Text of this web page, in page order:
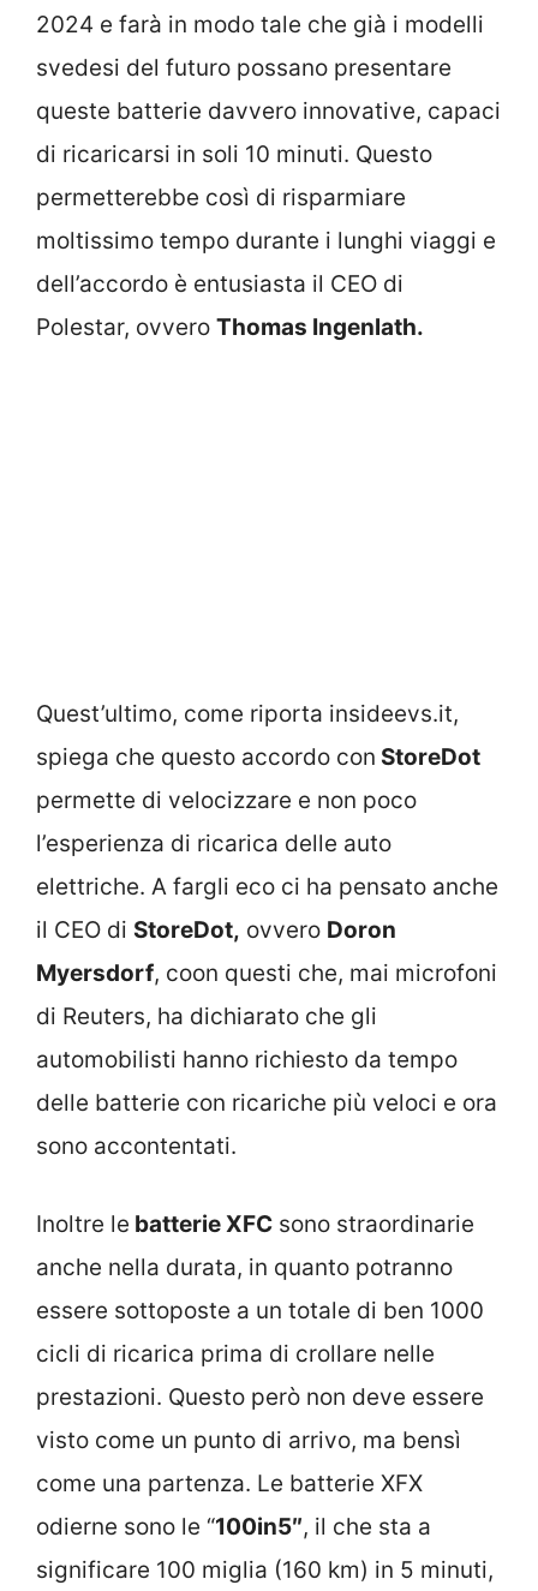
2024 e farà in modo tale che già i modelli
svedesi del futuro possano presentare
queste batterie davvero innovative, capaci
di ricaricarsi in soli 10 minuti. Questo
permetterebbe così di risparmiare
moltissimo tempo durante i lunghi viaggi e
dell’accordo è entusiasta il CEO di
Polestar, ovvero Thomas Ingenlath.
Quest’ultimo, come riporta insideevs.it,
spiega che questo accordo con StoreDot
permette di velocizzare e non poco
l’esperienza di ricarica delle auto
elettriche. A fargli eco ci ha pensato anche
il CEO di StoreDot, ovvero Doron
Myersdorf, coon questi che, mai microfoni
di Reuters, ha dichiarato che gli
automobilisti hanno richiesto da tempo
delle batterie con ricariche più veloci e ora
sono accontentati.
Inoltre le batterie XFC sono straordinarie
anche nella durata, in quanto potranno
essere sottoposte a un totale di ben 1000
cicli di ricarica prima di crollare nelle
prestazioni. Questo però non deve essere
visto come un punto di arrivo, ma bensì
come una partenza. Le batterie XFX
odierne sono le “100in5″, il che sta a
significare 100 miglia (160 km) in 5 minuti,